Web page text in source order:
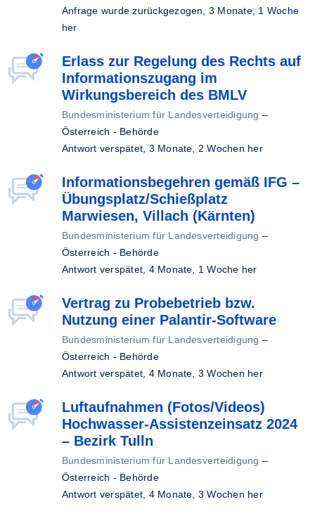
Anfrage wurde zurückgezogen, 3 Monate, 1 Woche
her
Erlass zur Regelung des Rechts auf
Informationszugang im
Wirkungsbereich des BMLV
Bundesministerium für Landesverteidigung –
Österreich - Behörde
Antwort verspätet, 3 Monate, 2 Wochen her
Informationsbegehren gemäß IFG –
Übungsplatz/Schießplatz
Marwiesen, Villach (Kärnten)
Bundesministerium für Landesverteidigung –
Österreich - Behörde
Antwort verspätet, 4 Monate, 1 Woche her
Vertrag zu Probebetrieb bzw.
Nutzung einer Palantir-Software
Bundesministerium für Landesverteidigung –
Österreich - Behörde
Antwort verspätet, 4 Monate, 3 Wochen her
Luftaufnahmen (Fotos/Videos)
Hochwasser-Assistenzeinsatz 2024
– Bezirk Tulln
Bundesministerium für Landesverteidigung –
Österreich - Behörde
Antwort verspätet, 4 Monate, 3 Wochen her